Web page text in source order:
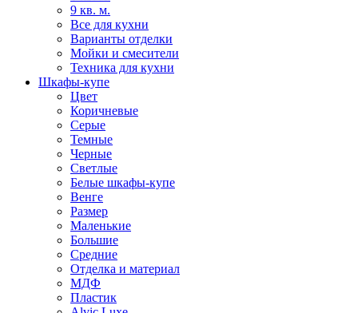
9 кв. м.
Все для кухни
Варианты отделки
Мойки и смесители
Техника для кухни
Шкафы-купе
Цвет
Коричневые
Серые
Темные
Черные
Светлые
Белые шкафы-купе
Венге
Размер
Маленькие
Большие
Средние
Отделка и материал
МДФ
Пластик